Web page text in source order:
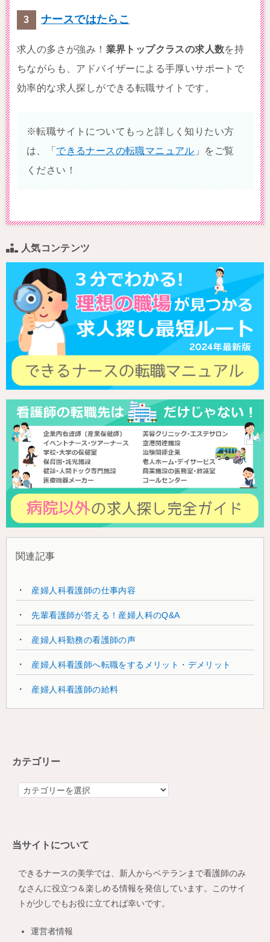
ナースではたらこ
求人の多さが強み！ 業界トップクラスの求人数を持
ちながらも、アドバイザーによる手厚いサポートで
効率的な求人探しができる転職サイトです。
※転職サイトについてもっと詳しく知りたい方
は、「できるナースの転職マニュアル 」をご覧
ください！
人気コンテンツ
関連記事
産婦人科看護師の仕事内容
先輩看護師が答える！産婦人科のQ&A
産婦人科勤務の看護師の声
産婦人科看護師へ転職をするメリット・デメリット
産婦人科看護師の給料
カテゴリー
カ
ー
当サイトについて
できるナースの美学では、新人からベテランまで看護師のみ
なさんに役立つ＆楽しめる情報を発信しています。このサイ
トが少しでもお役に立てれば幸いです。
運営者情報